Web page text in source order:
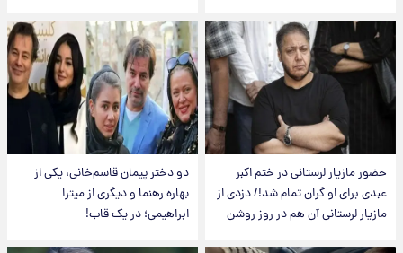
حضور مازیار لرستانی در ختم اکبر
عبدی برای او گران تمام شد!/ دزدی از
مازیار لرستانی آن هم در روز روشن
دو دختر پیمان قاسم‌خانی، یکی از
بهاره رهنما و دیگری از میترا
ابراهیمی؛ در یک قاب!